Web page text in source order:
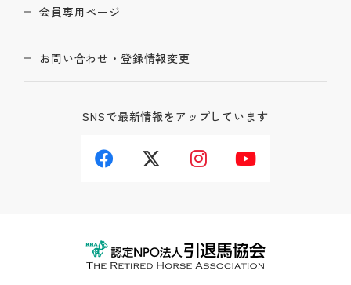
会員専用ページ
お問い合わせ・登録情報変更
SNSで最新情報をアップしています